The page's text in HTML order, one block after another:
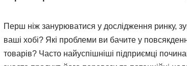
Перш ніж занурюватися у дослідження ринку,
ваші хобі? Які проблеми ви бачите у
товарів? Часто найуспішніші підприємці